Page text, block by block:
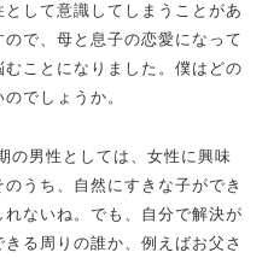
して意識してしまうことがあ
で、母と息子の恋愛になって
ことになりました。僕はどの
でしょうか。
の男性としては、女性に興味
うち、自然にすきな子ができ
ないね。でも、自分で解決が
る周りの誰か、例えばお父さ